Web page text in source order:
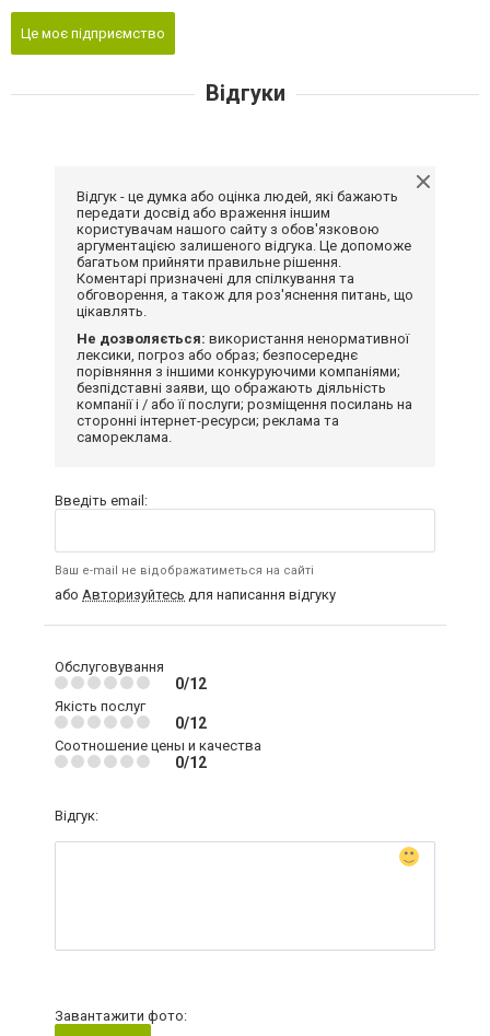
Це моє підприємство
Відгуки
Відгук - це думка або оцінка людей, які бажають
передати досвід або враження іншим
користувачам нашого сайту з обов'язковою
аргументацією залишеного відгука. Це допоможе
багатьом прийняти правильне рішення.
Коментарі призначені для спілкування та
обговорення, а також для роз'яснення питань, що
цікавлять.
Не дозволяється: використання ненормативної
лексики, погроз або образ; безпосереднє
порівняння з іншими конкуруючими компаніями;
безпідставні заяви, що ображають діяльність
компанії і / або її послуги; розміщення посилань на
сторонні інтернет-ресурси; реклама та
самореклама.
Введіть email:
Ваш e-mail не відображатиметься на сайті
або Авторизуйтесь для написання відгуку
Обслуговування
0/12
Якість послуг
0/12
Соотношение цены и качества
0/12
Відгук:
Завантажити фото: